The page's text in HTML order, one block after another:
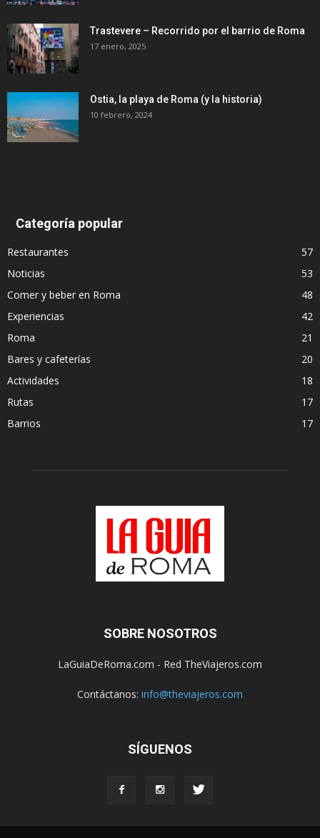
Trastevere – Recorrido por el barrio de Roma
17 enero, 2025
Ostia, la playa de Roma (y la historia)
10 febrero, 2024
Categoría popular
Restaurantes
57
Noticias
53
Comer y beber en Roma
48
Experiencias
42
Roma
21
Bares y cafeterías
20
Actividades
18
Rutas
17
Barrios
17
SOBRE NOSOTROS
LaGuiaDeRoma.com - Red TheViajeros.com
Contáctanos: info@theviajeros.com
SÍGUENOS